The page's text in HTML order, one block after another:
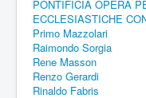
PONTIFICIA OPERA
ECCLESIASTICHE
Primo Mazzolari
Raimondo Sorgia
Rene Masson
Renzo Gerardi
Rinaldo Fabris